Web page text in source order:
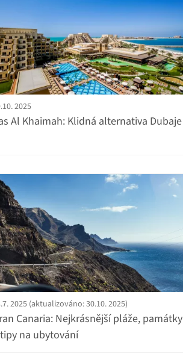
2025
Al Khaimah: Klidná alternativa Dubaje
2025 (aktualizováno: 30.10. 2025)
Canaria: Nejkrásnější pláže, památky
na ubytování